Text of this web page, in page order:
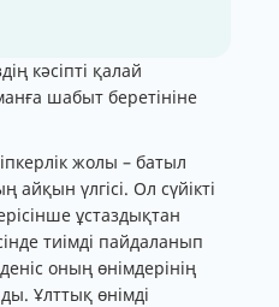
кәсіпті қалай
шабыт беретініне
жолы – батыл
үлгісі. Ол сүйікті
ұстаздықтан
тиімді пайдаланып
оның өнімдерінің
Ұлттық өнімді